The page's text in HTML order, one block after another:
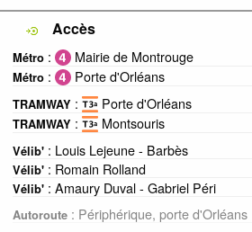
Accès
Métro : Mairie de Montrouge
Métro : Porte d'Orléans
TRAMWAY : Porte d'Orléans
TRAMWAY : Montsouris
Vélib' : Louis Lejeune - Barbès
Vélib' : Romain Rolland
Vélib' : Amaury Duval - Gabriel Péri
Autoroute : Périphérique, porte d'Orléans